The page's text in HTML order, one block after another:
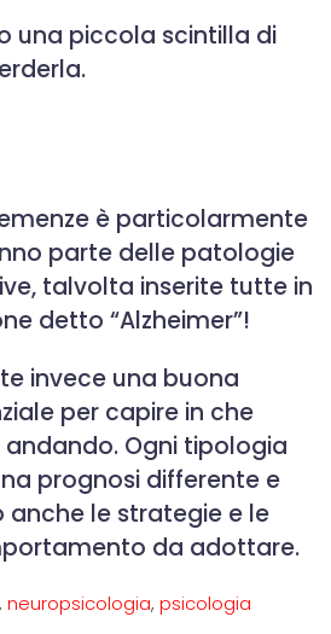
una piccola scintilla di
è particolarmente
parte delle patologie
talvolta inserite tutte in
detto “Alzheimer”!
invece una buona
per capire in che
Ogni tipologia
prognosi differente e
anche le strategie e le
da adottare.
, neuropsicologia, psicologia